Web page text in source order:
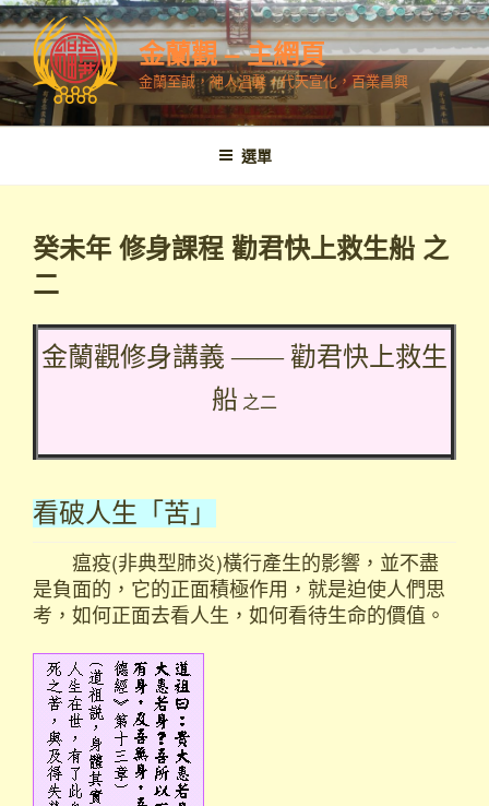
跳
至
內
容
金蘭觀 – 主網頁
金蘭至誠，神人溫馨，代天宣化，百業昌興
選單
癸未年 修身課程 勸君快上救生船 之
二
金蘭觀修身講義 —— 勸君快上救生
船 之二
看破人生「苦」
瘟疫(非典型肺炎)橫行產生的影響，並不盡
是負面的，它的正面積極作用，就是迫使人們思
考，如何正面去看人生，如何看待生命的價值。